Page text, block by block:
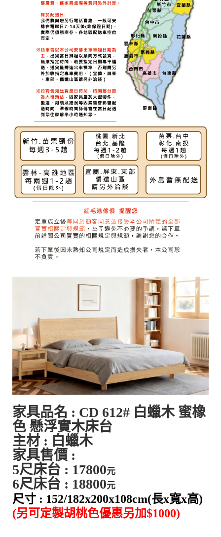
家具品名 : CD 612# 白蠟木 蜜橡
色 懸浮實木床台
主材 : 白蠟木
家具售價 :
5尺床台 : 17800元
6尺床台 : 18800元
尺寸 : 152/182x200x108cm(長x寬x高)
(另可定製胡桃色優惠另加$1000)